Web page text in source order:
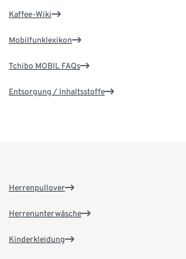
Kaffee-Wiki
Mobilfunklexikon
Tchibo MOBIL FAQs
Entsorgung / Inhaltsstoffe
Herrenpullover
Herrenunterwäsche
Kinderkleidung